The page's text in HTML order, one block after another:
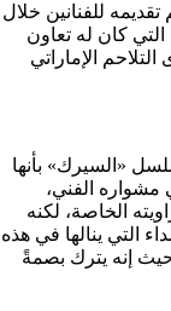
للفنانين خلال
التي كان له تعاون
الإماراتي
«السيرك» بأنها
مشواره الفني،
الخاصة، لكنه
التي ينالها في هذه
إنه يترك بصمةً